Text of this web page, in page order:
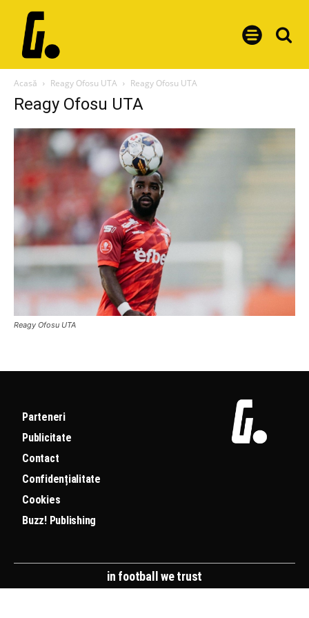
Acasă Reagy Ofosu UTA Reagy Ofosu UTA
Reagy Ofosu UTA
Reagy Ofosu UTA
Parteneri
Publicitate
Contact
Confidențialitate
Cookies
Buzz! Publishing
in football we trust